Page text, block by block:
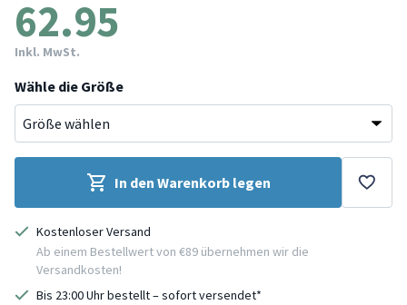
62.95
Inkl. MwSt.
Wähle die Größe
In den Warenkorb legen
Kostenloser Versand
Ab einem Bestellwert von €89 übernehmen wir die
Versandkosten!
Bis 23:00 Uhr bestellt – sofort versendet*